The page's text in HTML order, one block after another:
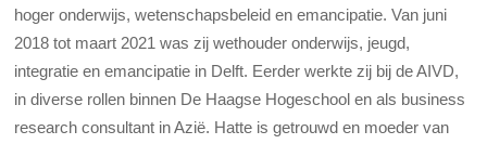
hoger onderwijs, wetenschapsbeleid en emancipatie. Van juni
2018 tot maart 2021 was zij wethouder onderwijs, jeugd,
integratie en emancipatie in Delft. Eerder werkte zij bij de AIVD,
in diverse rollen binnen De Haagse Hogeschool en als business
research consultant in Azië. Hatte is getrouwd en moeder van